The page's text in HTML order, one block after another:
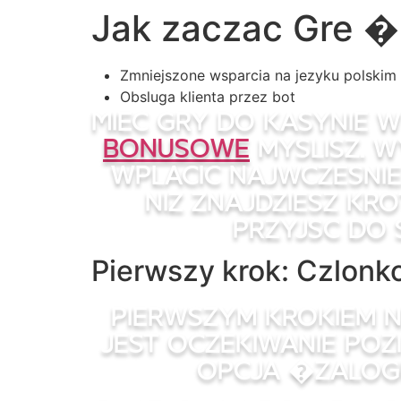
Jak zaczac Gre
Zmniejszone wsparcia na jezyku polskim
Obsluga klienta przez bot
Miec gry do kasynie
bonusowe myslisz.
wplacic
niz znajdziesz
przyjsc do
Pierwszy krok:
Pierwszym krokiem
jest oczekiwanie
opcja